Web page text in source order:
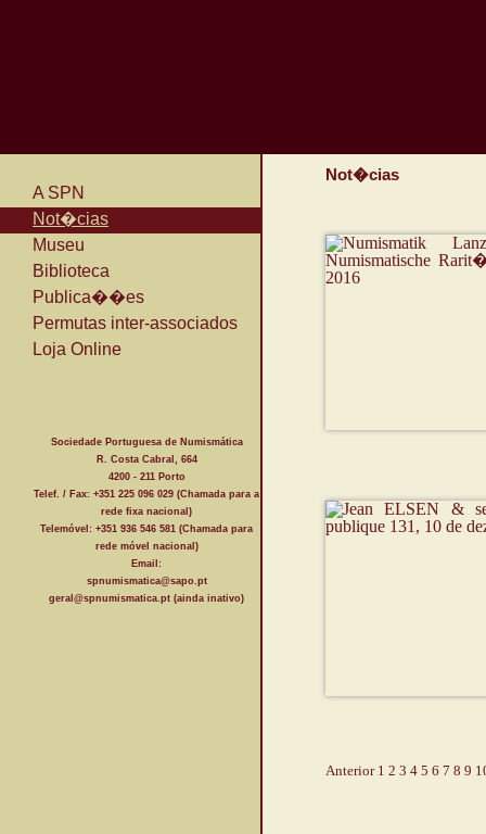
A SPN
Not�cias
Museu
Biblioteca
Publica��es
Permutas inter-associados
Loja Online
Sociedade Portuguesa de Numismática
R. Costa Cabral, 664
4200 - 211 Porto
Telef. / Fax: +351 225 096 029 (Chamada para a
rede fixa nacional)
Telemóvel: +351 936 546 581 (Chamada para
rede móvel nacional)
Email:
spnumismatica@sapo.pt
geral@spnumismatica.pt (ainda inativo)
Not�cias
Anterior 1 2 3 4 5 6 7 8 9